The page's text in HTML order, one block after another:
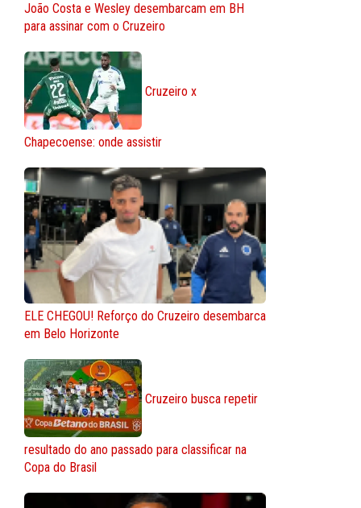
João Costa e Wesley desembarcam em BH
para assinar com o Cruzeiro
Cruzeiro x
Chapecoense: onde assistir
ELE CHEGOU! Reforço do Cruzeiro desembarca
em Belo Horizonte
Cruzeiro busca repetir
resultado do ano passado para classificar na
Copa do Brasil